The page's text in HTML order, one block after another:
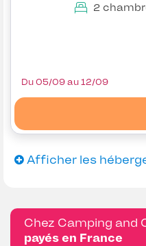
2
Du 05/09 au 12/09
Afficher les
Chez Camping and
payés en France